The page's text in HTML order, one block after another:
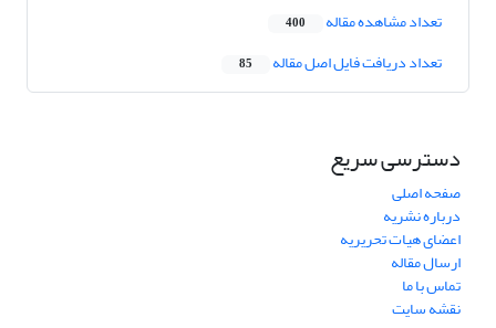
تعداد مشاهده مقاله 400
تعداد دریافت فایل اصل مقاله 85
دسترسی سریع
صفحه اصلی
درباره نشریه
اعضای هیات تحریریه
ارسال مقاله
تماس با ما
نقشه سایت